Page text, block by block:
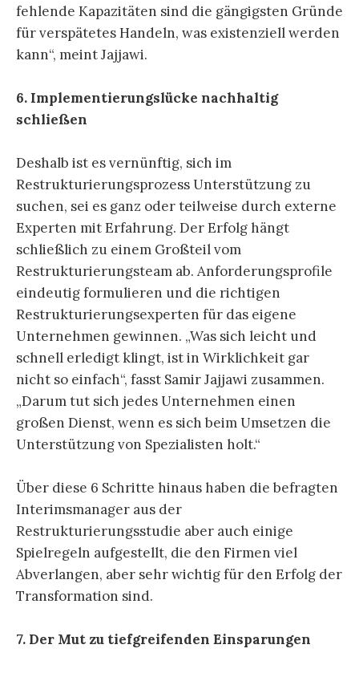
fehlende Kapazitäten sind die gängigsten Gründe
für verspätetes Handeln, was existenziell werden
kann“, meint Jajjawi.
6. Implementierungslücke nachhaltig
schließen
Deshalb ist es vernünftig, sich im
Restrukturierungsprozess Unterstützung zu
suchen, sei es ganz oder teilweise durch externe
Experten mit Erfahrung. Der Erfolg hängt
schließlich zu einem Großteil vom
Restrukturierungsteam ab. Anforderungsprofile
eindeutig formulieren und die richtigen
Restrukturierungsexperten für das eigene
Unternehmen gewinnen. „Was sich leicht und
schnell erledigt klingt, ist in Wirklichkeit gar
nicht so einfach“, fasst Samir Jajjawi zusammen.
„Darum tut sich jedes Unternehmen einen
großen Dienst, wenn es sich beim Umsetzen die
Unterstützung von Spezialisten holt.“
Über diese 6 Schritte hinaus haben die befragten
Interimsmanager aus der
Restrukturierungsstudie aber auch einige
Spielregeln aufgestellt, die den Firmen viel
Abverlangen, aber sehr wichtig für den Erfolg der
Transformation sind.
7. Der Mut zu tiefgreifenden Einsparungen